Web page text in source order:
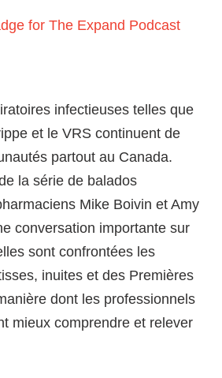
infectieuses telles que
et le VRS continuent de
partout au Canada.
la série de balados
Mike Boivin et Amy
conversation importante sur
sont confrontées les
inuites et des Premières
dont les professionnels
mieux comprendre et relever